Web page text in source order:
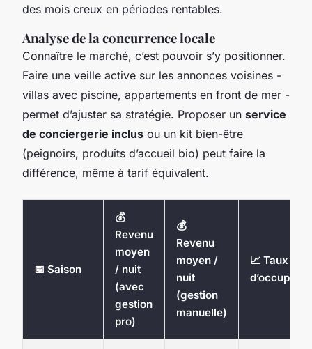
des mois creux en périodes rentables.
Analyse de la concurrence locale
Connaître le marché, c’est pouvoir s’y positionner.
Faire une veille active sur les annonces voisines -
villas avec piscine, appartements en front de mer -
permet d’ajuster sa stratégie. Proposer un service
de conciergerie inclus ou un kit bien-être
(peignoirs, produits d’accueil bio) peut faire la
différence, même à tarif équivalent.
📅 Saison
💰
Revenu
moyen
/ nuit
(avec
gestion
pro)
💰
Revenu
moyen /
nuit
(gestion
manuelle)
📈 Taux